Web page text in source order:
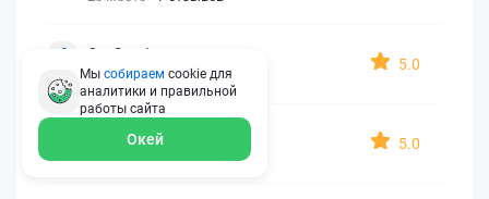
OxySport
21 место 6 отзывов
5.0
ERGO AXA
5.0
Мы собираем cookie для
аналитики и правильной
работы сайта
Окей